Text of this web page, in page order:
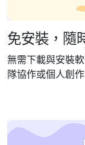
免安裝，隨
無需下載與安裝
隊協作或個人創